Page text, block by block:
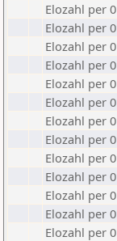
Elozahl per
Elozahl per
Elozahl per
Elozahl per
Elozahl per
Elozahl per
Elozahl per
Elozahl per
Elozahl per
Elozahl per
Elozahl per
Elozahl per
Elozahl per